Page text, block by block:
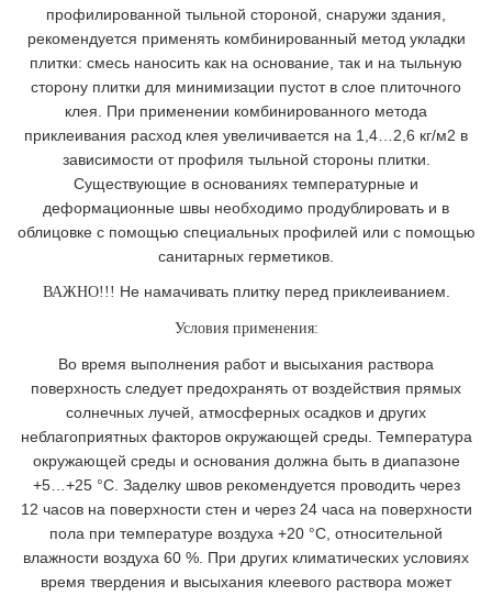
профилированной тыльной стороной, снаружи здания,
рекомендуется применять комбинированный метод укладки
плитки: смесь наносить как на основание, так и на тыльную
сторону плитки для минимизации пустот в слое плиточного
клея. При применении комбинированного метода
приклеивания расход клея увеличивается на 1,4…2,6 кг/м2 в
зависимости от профиля тыльной стороны плитки.
Существующие в основаниях температурные и
деформационные швы необходимо продублировать и в
облицовке с помощью специальных профилей или с помощью
санитарных герметиков.
ВАЖНО!!! Не намачивать плитку перед приклеиванием.
Условия применения:
Во время выполнения работ и высыхания раствора
поверхность следует предохранять от воздействия прямых
солнечных лучей, атмосферных осадков и других
неблагоприятных факторов окружающей среды. Температура
окружающей среды и основания должна быть в диапазоне
+5…+25 °С. Заделку швов рекомендуется проводить через
12 часов на поверхности стен и через 24 часа на поверхности
пола при температуре воздуха +20 °С, относительной
влажности воздуха 60 %. При других климатических условиях
время твердения и высыхания клеевого раствора может